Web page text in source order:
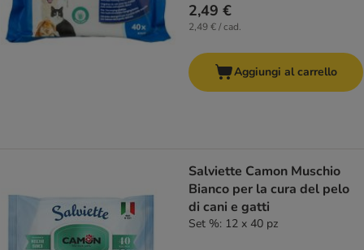
2,49 €
2,49 € / cad.
Aggiungi al carrello
Salviette Camon Muschio
Bianco per la cura del pelo
di cani e gatti
Set %: 12 x 40 pz